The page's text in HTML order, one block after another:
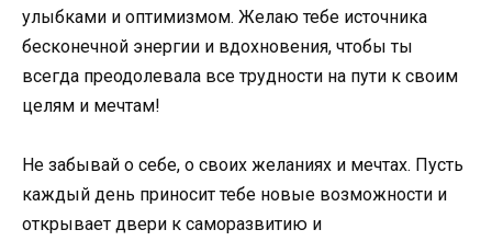
улыбками и оптимизмом. Желаю тебе источника
бесконечной энергии и вдохновения, чтобы ты
всегда преодолевала все трудности на пути к своим
целям и мечтам!
Не забывай о себе, о своих желаниях и мечтах. Пусть
каждый день приносит тебе новые возможности и
открывает двери к саморазвитию и